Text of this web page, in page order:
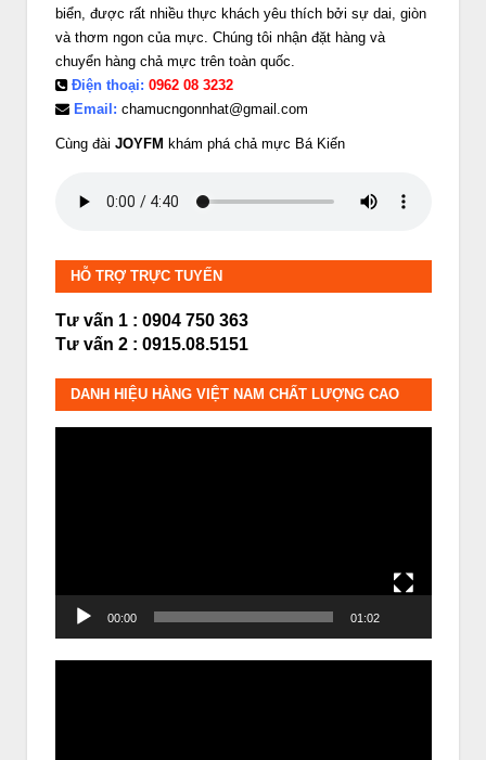
biển, được rất nhiều thực khách yêu thích bởi sự dai, giòn
và thơm ngon của mực. Chúng tôi nhận đặt hàng và
chuyển hàng chả mực trên toàn quốc.
Điện thoại: 0962 08 3232
Email: chamucngonnhat@gmail.com
Cùng đài JOYFM khám phá chả mực Bá Kiến
HỖ TRỢ TRỰC TUYẾN
Tư vấn 1 : 0904 750 363
Tư vấn 2 : 0915.08.5151
DANH HIỆU HÀNG VIỆT NAM CHẤT LƯỢNG CAO
00:00 01:02